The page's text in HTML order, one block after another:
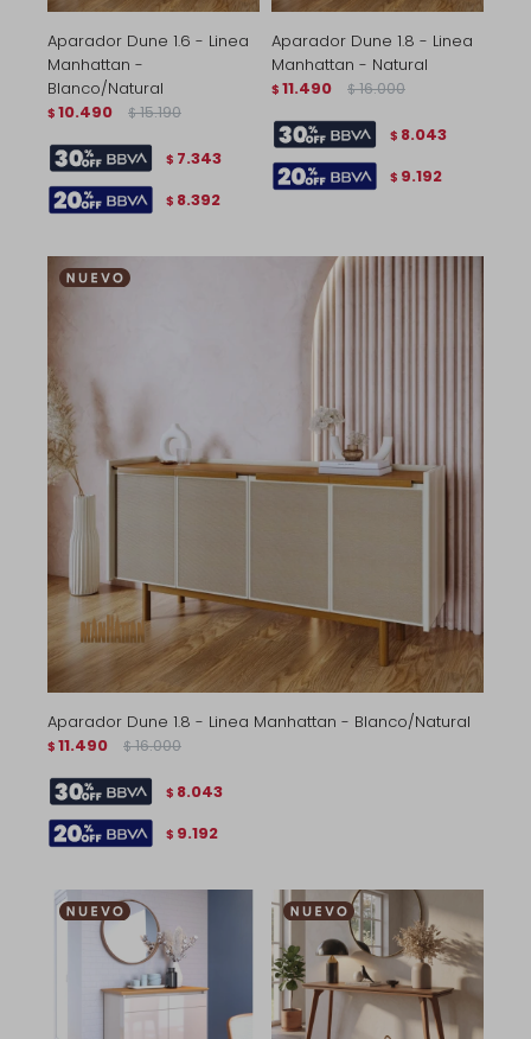
Aparador Dune 1.6 - Linea
Manhattan -
Blanco/Natural
$ 10.490 $ 15.190
$ 7.343
$ 8.392
Aparador Dune 1.8 - Linea
Manhattan - Natural
$ 11.490 $ 16.000
$ 8.043
$ 9.192
Aparador Dune 1.8 - Linea Manhattan - Blanco/Natural
$ 11.490 $ 16.000
$ 8.043
$ 9.192